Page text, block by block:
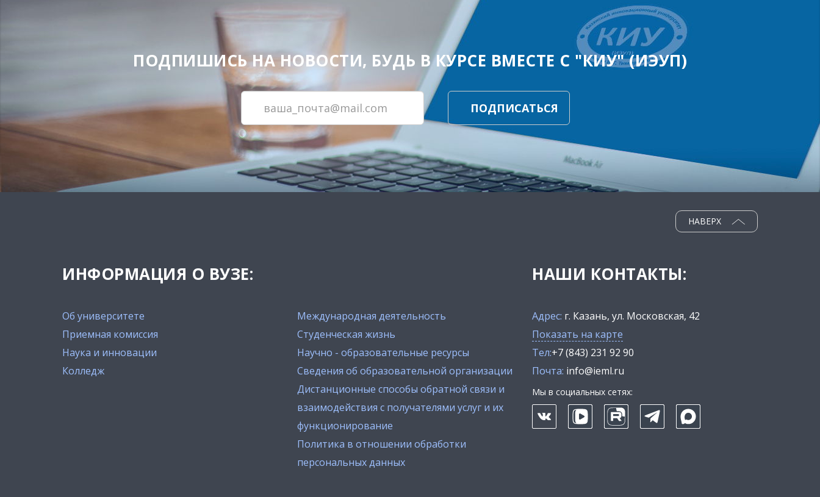
ПОДПИШИСЬ НА НОВОСТИ, БУДЬ В КУРСЕ ВМЕСТЕ С "КИУ" (ИЭУП)
ПОДПИСАТЬСЯ
ИНФОРМАЦИЯ О ВУЗЕ:
Об университете
Приемная комиссия
Наука и инновации
Колледж
Международная деятельность
Студенческая жизнь
Научно - образовательные ресурсы
Сведения об образовательной организации
Дистанционные способы обратной связи и
взаимодействия с получателями услуг и их
функционирование
Политика в отношении обработки
персональных данных
НАВЕРХ
НАШИ КОНТАКТЫ:
Адрес: г. Казань, ул. Московская, 42
Показать на карте
Тел:+7 (843) 231 92 90
Почта: info@ieml.ru
Мы в социальных сетях: